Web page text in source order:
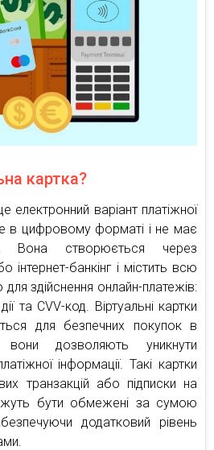
картка?
електронний варіант платіжної
в цифровому форматі і не має
Вона створюється через
інтернет-банкінг і містить всю
здійснення онлайн-платежів:
та CVV-код. Віртуальні картки
для безпечних покупок в
вони дозволяють уникнути
інформації. Такі картки
транзакцій або підписки на
бути обмежені за сумою
додатковий рівень